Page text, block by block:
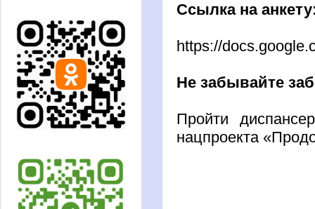
Ссылка на
https://
Не забывайте
Пройти
нацпроекта